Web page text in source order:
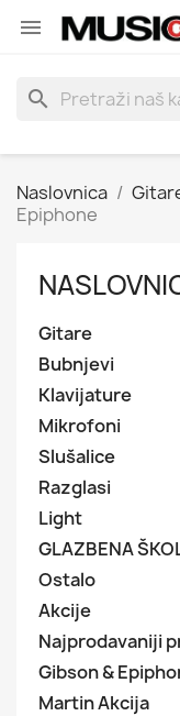

search
Naslovnica
Epiphone
Gitare
Bubnjevi
Klavijature
Mikrofoni
Slušalice
Razglasi
Light
GLAZBENA
Ostalo
Akcije
Najprodavaniji
Gibson &
Martin Akcija